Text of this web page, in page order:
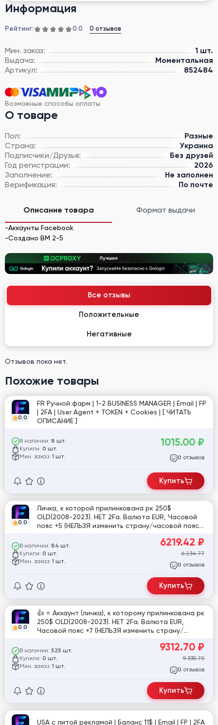
Информация
Рейтинг: 0.0 0 отзывов
Мин. заказ:
1 шт.
Выдача:
Моментальная
Артикул:
852484
Возможные способы оплаты
О товаре
Пол:
Разные
Страна:
Украина
Подписчики/Друзья:
Без друзей
Год регистрации:
2026
Заполнение:
Не заполнен
Верификация:
По почте
Описание товара Формат выдачи
-Аккаунты Facebook
-Создано BM 2-5
Все отзывы
Положительные
Негативные
Отзывов пока нет.
Похожие товары
0.0
FR Ручной фарм | 1-2 BUSINESS MANAGER | Email | FP
| 2FA | User Agent + TOKEN + Cookies | [ ЧИТАТЬ
ОПИСАНИЕ ]
В наличии: 8 шт.
Купили: 0 шт.
Мин. заказ: 1 шт.
1015.00 ₽
0 отзывов
Купить
0.0
Личка, к которой прилинкована рк 250$
OLD(2008-2023). НЕТ 2Fa. Валюта EUR, Часовой
пояс +5 (НЕЛЬЗЯ изменить страну/часовой пояс/
В наличии: 84 шт.
Купили: 0 шт.
Мин. заказ: 1 шт.
6219.42 ₽
6 234.77
0 отзывов
Купить
0.0
👍 ⭐️ Аккаунт (личка), к которому прилинкована рк
250$ OLD(2008-2023). НЕТ 2Fa. Валюта EUR,
Часовой пояс +7 (НЕЛЬЗЯ изменить страну/
гарантия. (P#id52)
В наличии: 525 шт.
Купили: 0 шт.
Мин. заказ: 1 шт.
9312.70 ₽
9 335.70
0 отзывов
Купить
USA с литой рекламой | Баланс 11$ | Email | FP | 2FA